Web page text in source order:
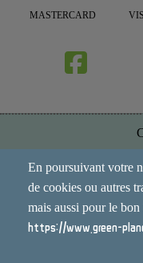
En poursuivant votre
de cookies ou autres
mais aussi pour le
https://www.green-
MASTERCARD